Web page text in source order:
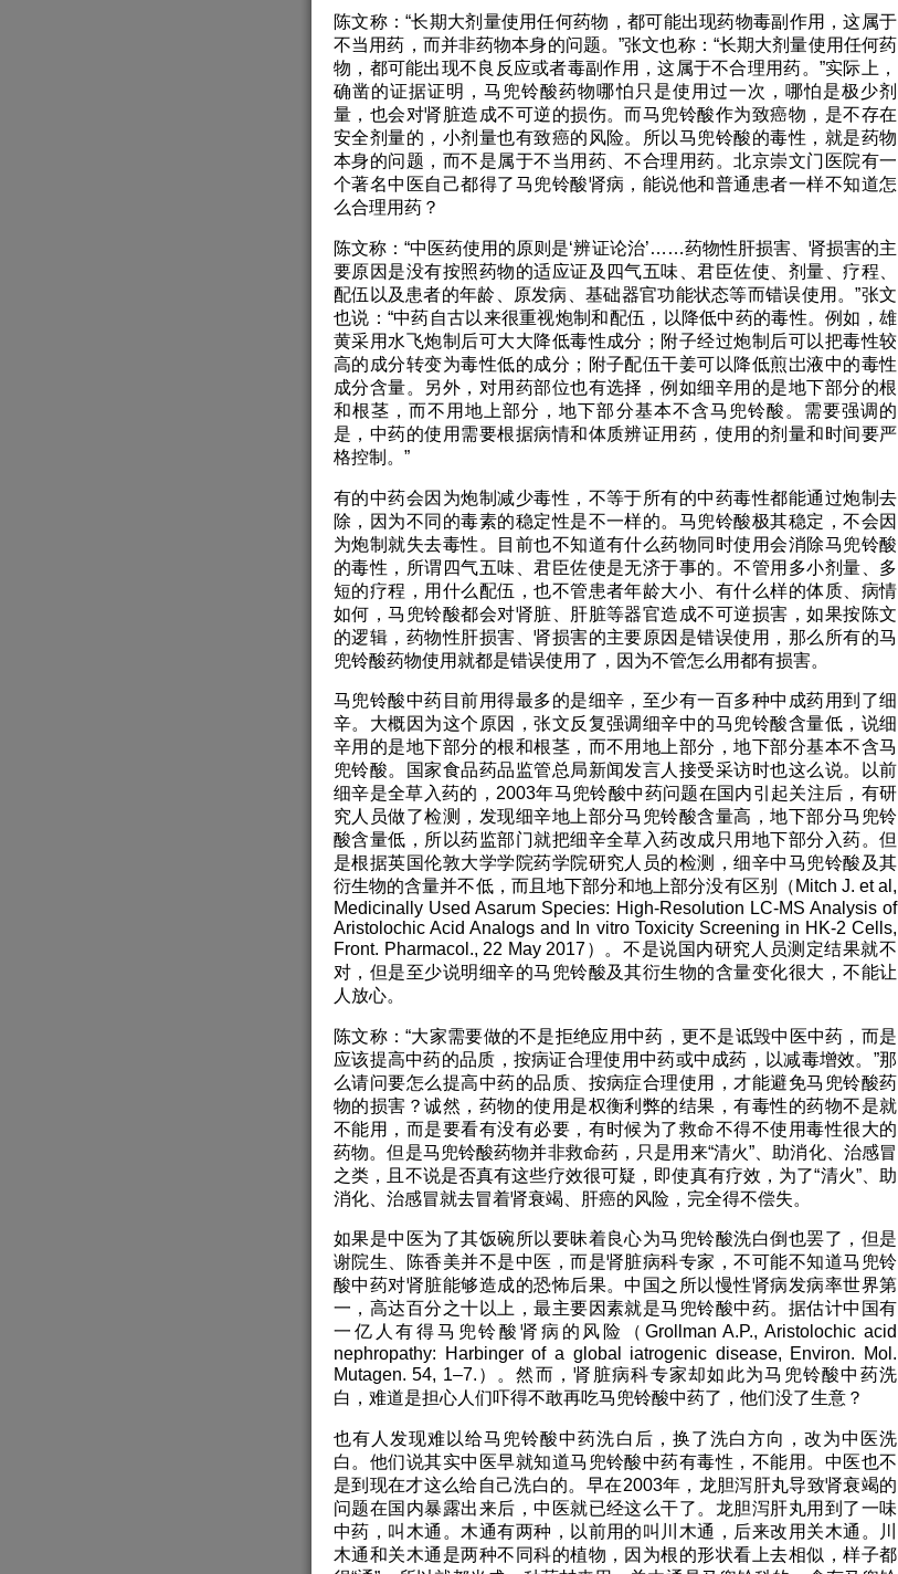
陈文称：“长期大剂量使用任何药物，都可能出现药物毒副作用，这属于
不当用药，而并非药物本身的问题。”张文也称：“长期大剂量使用任何药
物，都可能出现不良反应或者毒副作用，这属于不合理用药。”实际上，
确凿的证据证明，马兜铃酸药物哪怕只是使用过一次，哪怕是极少剂
量，也会对肾脏造成不可逆的损伤。而马兜铃酸作为致癌物，是不存在
安全剂量的，小剂量也有致癌的风险。所以马兜铃酸的毒性，就是药物
本身的问题，而不是属于不当用药、不合理用药。北京崇文门医院有一
个著名中医自己都得了马兜铃酸肾病，能说他和普通患者一样不知道怎
么合理用药？
陈文称：“中医药使用的原则是‘辨证论治’……药物性肝损害、肾损害的主
要原因是没有按照药物的适应证及四气五味、君臣佐使、剂量、疗程、
配伍以及患者的年龄、原发病、基础器官功能状态等而错误使用。”张文
也说：“中药自古以来很重视炮制和配伍，以降低中药的毒性。例如，雄
黄采用水飞炮制后可大大降低毒性成分；附子经过炮制后可以把毒性较
高的成分转变为毒性低的成分；附子配伍干姜可以降低煎岀液中的毒性
成分含量。另外，对用药部位也有选择，例如细辛用的是地下部分的根
和根茎，而不用地上部分，地下部分基本不含马兜铃酸。需要强调的
是，中药的使用需要根据病情和体质辨证用药，使用的剂量和时间要严
格控制。”
有的中药会因为炮制减少毒性，不等于所有的中药毒性都能通过炮制去
除，因为不同的毒素的稳定性是不一样的。马兜铃酸极其稳定，不会因
为炮制就失去毒性。目前也不知道有什么药物同时使用会消除马兜铃酸
的毒性，所谓四气五味、君臣佐使是无济于事的。不管用多小剂量、多
短的疗程，用什么配伍，也不管患者年龄大小、有什么样的体质、病情
如何，马兜铃酸都会对肾脏、肝脏等器官造成不可逆损害，如果按陈文
的逻辑，药物性肝损害、肾损害的主要原因是错误使用，那么所有的马
兜铃酸药物使用就都是错误使用了，因为不管怎么用都有损害。
马兜铃酸中药目前用得最多的是细辛，至少有一百多种中成药用到了细
辛。大概因为这个原因，张文反复强调细辛中的马兜铃酸含量低，说细
辛用的是地下部分的根和根茎，而不用地上部分，地下部分基本不含马
兜铃酸。国家食品药品监管总局新闻发言人接受采访时也这么说。以前
细辛是全草入药的，2003年马兜铃酸中药问题在国内引起关注后，有研
究人员做了检测，发现细辛地上部分马兜铃酸含量高，地下部分马兜铃
酸含量低，所以药监部门就把细辛全草入药改成只用地下部分入药。但
是根据英国伦敦大学学院药学院研究人员的检测，细辛中马兜铃酸及其
衍生物的含量并不低，而且地下部分和地上部分没有区别（Mitch J. et al,
Medicinally Used Asarum Species: High-Resolution LC-MS Analysis of
Aristolochic Acid Analogs and In vitro Toxicity Screening in HK-2 Cells,
Front. Pharmacol., 22 May 2017）。不是说国内研究人员测定结果就不
对，但是至少说明细辛的马兜铃酸及其衍生物的含量变化很大，不能让
人放心。
陈文称：“大家需要做的不是拒绝应用中药，更不是诋毁中医中药，而是
应该提高中药的品质，按病证合理使用中药或中成药，以减毒增效。”那
么请问要怎么提高中药的品质、按病症合理使用，才能避免马兜铃酸药
物的损害？诚然，药物的使用是权衡利弊的结果，有毒性的药物不是就
不能用，而是要看有没有必要，有时候为了救命不得不使用毒性很大的
药物。但是马兜铃酸药物并非救命药，只是用来“清火”、助消化、治感冒
之类，且不说是否真有这些疗效很可疑，即使真有疗效，为了“清火”、助
消化、治感冒就去冒着肾衰竭、肝癌的风险，完全得不偿失。
如果是中医为了其饭碗所以要昧着良心为马兜铃酸洗白倒也罢了，但是
谢院生、陈香美并不是中医，而是肾脏病科专家，不可能不知道马兜铃
酸中药对肾脏能够造成的恐怖后果。中国之所以慢性肾病发病率世界第
一，高达百分之十以上，最主要因素就是马兜铃酸中药。据估计中国有
一亿人有得马兜铃酸肾病的风险（Grollman A.P., Aristolochic acid
nephropathy: Harbinger of a global iatrogenic disease, Environ. Mol.
Mutagen. 54, 1–7.）。然而，肾脏病科专家却如此为马兜铃酸中药洗
白，难道是担心人们吓得不敢再吃马兜铃酸中药了，他们没了生意？
也有人发现难以给马兜铃酸中药洗白后，换了洗白方向，改为中医洗
白。他们说其实中医早就知道马兜铃酸中药有毒性，不能用。中医也不
是到现在才这么给自己洗白的。早在2003年，龙胆泻肝丸导致肾衰竭的
问题在国内暴露出来后，中医就已经这么干了。龙胆泻肝丸用到了一味
中药，叫木通。木通有两种，以前用的叫川木通，后来改用关木通。川
木通和关木通是两种不同科的植物，因为根的形状看上去相似，样子都